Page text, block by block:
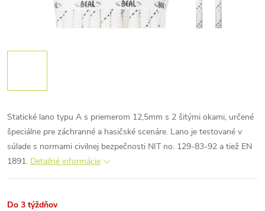
Statické lano typu A s priemerom 12,5mm s 2 šitými okami, určené
špeciálne pre záchranné a hasičské scenáre. Lano je testované v
súlade s normami civilnej bezpečnosti NIT no. 129-83-92 a tiež EN
1891. Detailné informácie
Do 3 týždňov